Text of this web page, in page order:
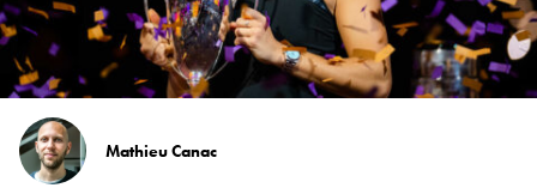
Mathieu Canac